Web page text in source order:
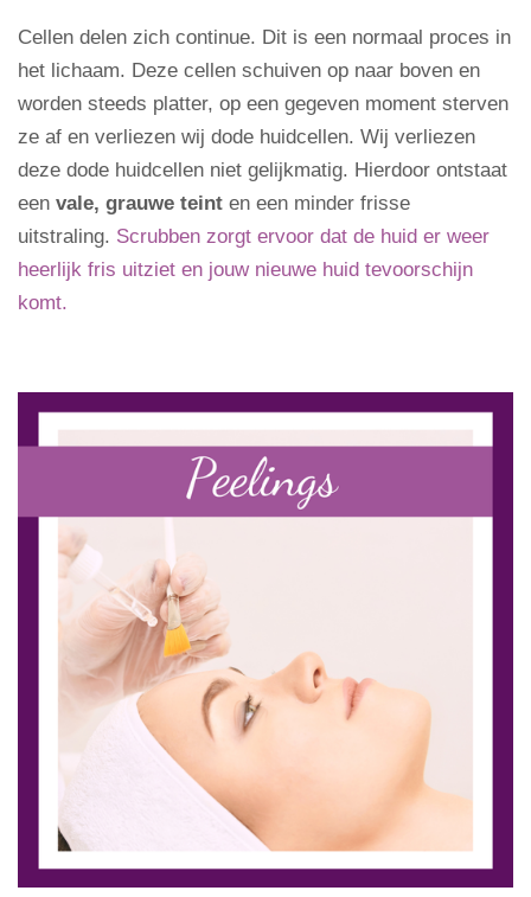
Cellen delen zich continue. Dit is een normaal proces in
het lichaam. Deze cellen schuiven op naar boven en
worden steeds platter, op een gegeven moment sterven
ze af en verliezen wij dode huidcellen. Wij verliezen
deze dode huidcellen niet gelijkmatig. Hierdoor ontstaat
een vale, grauwe teint en een minder frisse
uitstraling. Scrubben zorgt ervoor dat de huid er weer
heerlijk fris uitziet en jouw nieuwe huid tevoorschijn
komt.